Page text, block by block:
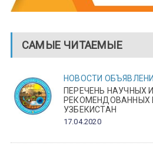
САМЫЕ ЧИТАЕМЫЕ
НОВОСТИ
ПЕРЕЧЕНЬ НАУЧНЫХ
РЕКОМЕНДОВАННЫХ
УЗБЕКИСТАН
17.04.2020